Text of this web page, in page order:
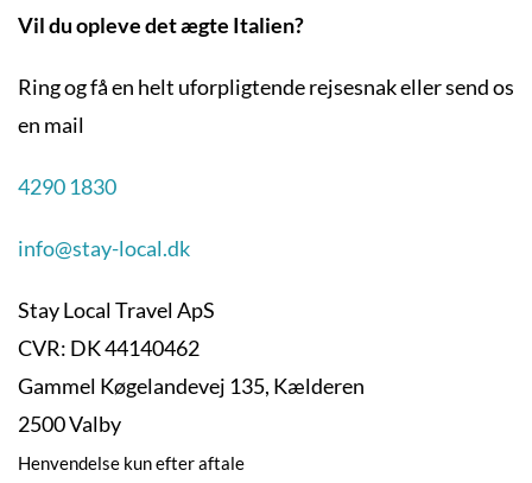
Vil du opleve det ægte Italien?
Ring og få en helt uforpligtende rejsesnak eller send os
en mail
4290 1830
info@stay-local.dk
Stay Local Travel ApS
CVR: DK 44140462
Gammel Køgelandevej 135, Kælderen
2500 Valby
Henvendelse kun efter aftale